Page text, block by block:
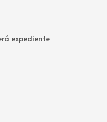
expediente